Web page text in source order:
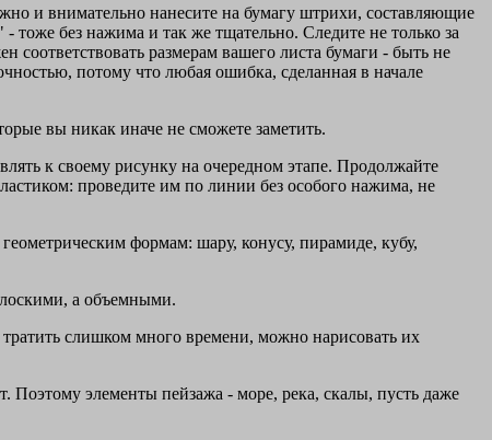
и внимательно нанесите на бумагу штрихи, составляющие
без нажима и так же тщательно. Следите не только за
размерам вашего листа бумаги - быть не
потому что любая ошибка, сделанная в начале
вы никак иначе не сможете заметить.
к своему рисунку на очередном этапе. Продолжайте
проведите им по линии без особого нажима, не
формам: шару, конусу, пирамиде, кубу,
а объемными.
слишком много времени, можно нарисовать их
элементы пейзажа - море, река, скалы, пусть даже